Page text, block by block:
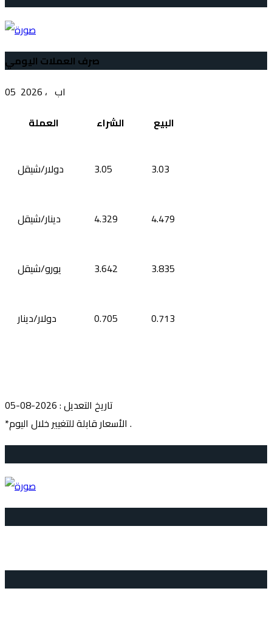
صرف العملات اليومي
05 اب ، 2026
العملة
الشراء البيع
دولار/شيقل 3.05 3.03
دينار/شيقل 4.329 4.479
يورو/شيقل 3.642 3.835
دولار/دينار 0.705 0.713
تاريخ التعديل : 2026-08-05
*الأسعار قابلة للتغيير خلال اليوم .